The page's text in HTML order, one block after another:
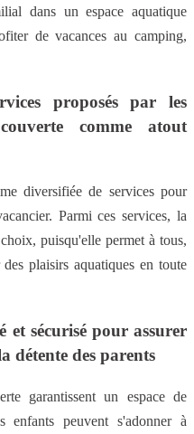
dans un espace aquatique
de vacances au camping,
proposés par les
comme atout
diversifiée de services pour
Parmi ces services, la
puisqu'elle permet à tous,
plaisirs aquatiques en toute
et sécurisé pour assurer
détente des parents
garantissent un espace de
enfants peuvent s'adonner à